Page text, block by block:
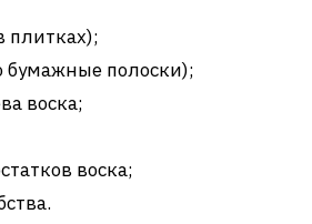
плитках);
бумажные полоски);
воска;
воска;